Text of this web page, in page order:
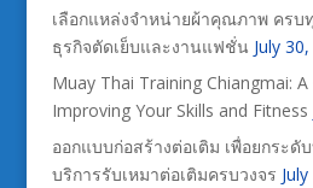
เลือกแหล่งจำหน่ายผ้าคุณภาพ ครบ
ธุรกิจตัดเย็บและงานแฟชั่น July
Muay Thai Training Chiangmai:
Improving Your Skills and Fitness
ออกแบบก่อสร้างต่อเติม เพื่อยกระดั
บริการรับเหมาต่อเติมครบวงจร